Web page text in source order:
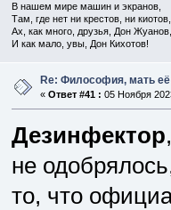
В нашем мире машин и экранов,
Там, где нет ни крестов, ни киотов,
Ах, как много, друзья, Дон Жуанов,
И как мало, увы, Дон Кихотов!
Re: Философия, мать её
« Ответ #41 : 05 Ноября
Дезинфектор
не
то, что